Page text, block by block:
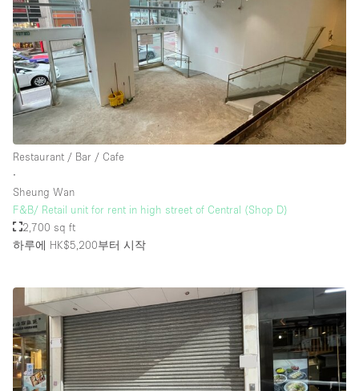
Restaurant / Bar / Cafe
∙
Sheung Wan
F&B/ Retail unit for rent in high street of Central (Shop D)
2,700 sq ft
하루에 HK$5,200부터 시작